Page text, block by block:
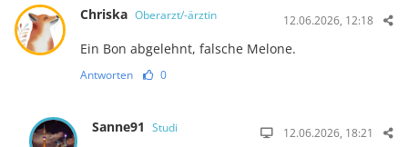
Chriska Oberarzt/-ärztin 12.06.2026, 12:18
Ein Bon abgelehnt, falsche Melone.
Antworten 0
Sanne91 Studi 12.06.2026, 18:21